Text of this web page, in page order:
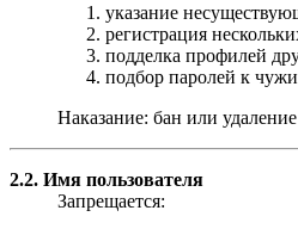
указание
регистрация
подделка профилей
подбор паролей к
Наказание: бан или
2.2. Имя пользователя
Запрещается: